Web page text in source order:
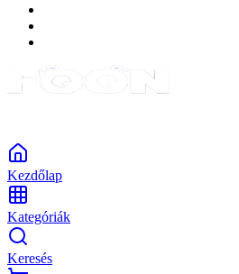
Kezdőlap
Kategóriák
Keresés